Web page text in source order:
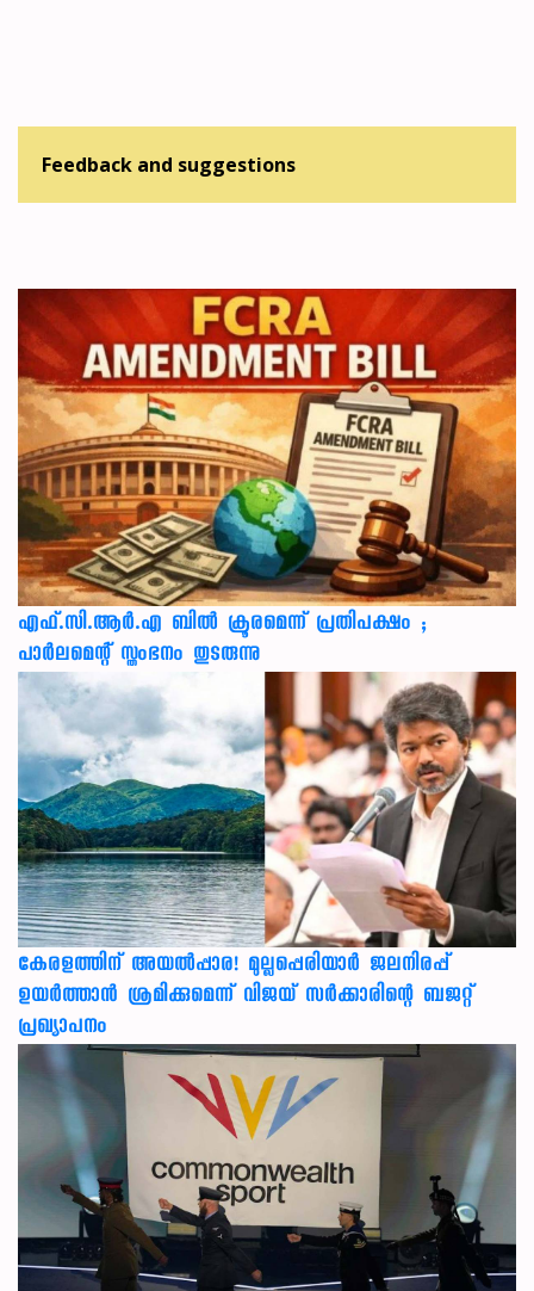
Feedback and suggestions
എഫ്.സി.ആർ.എ ബിൽ ക്രൂരമെന്ന് പ്രതിപക്ഷം ;
പാർലമെന്റ് സ്തംഭനം തുടരുന്നു
കേരളത്തിന് അ‌യൽപ്പാര! മുല്ലപ്പെരിയാർ ജലനിരപ്പ്
ഉയർത്താൻ ശ്രമിക്കുമെന്ന് വിജയ് സർക്കാരിന്റെ ബജറ്റ്
പ്രഖ്യാപനം